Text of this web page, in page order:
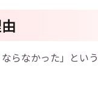
らなかった」とい